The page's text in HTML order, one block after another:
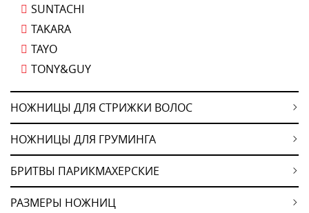
SUNTACHI
TAKARA
TAYO
TONY&GUY
НОЖНИЦЫ ДЛЯ СТРИЖКИ ВОЛОС
НОЖНИЦЫ ДЛЯ ГРУМИНГА
БРИТВЫ ПАРИКМАХЕРСКИЕ
РАЗМЕРЫ НОЖНИЦ